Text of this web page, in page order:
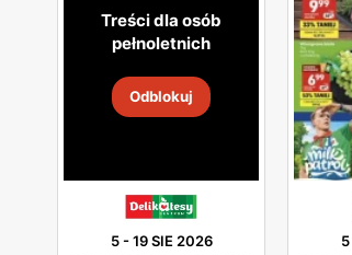
Treści dla osób
pełnoletnich
Odblokuj
5-19 SIE 2026 5